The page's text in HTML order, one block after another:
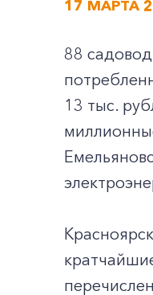
17 МАРТА
88
13 тыс.